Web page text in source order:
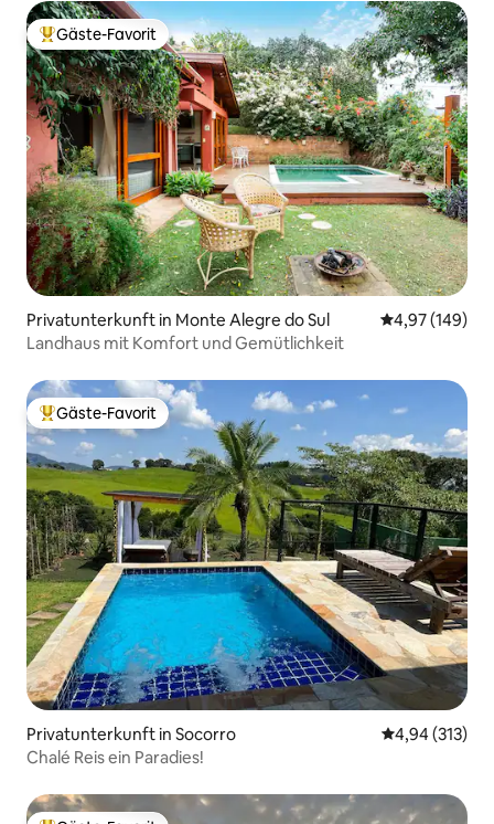
Beliebter Gäste-Favorit.
Gäste-Favorit
Privatunterkunft in Monte Alegre do Sul
4,97 (149)
Landhaus mit Komfort und Gemütlichkeit
Beliebter Gäste-Favorit.
Gäste-Favorit
Privatunterkunft in Socorro
4,94 (313)
Chalé Reis ein Paradies!